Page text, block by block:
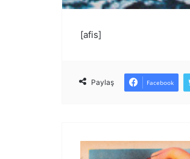
[afis]
Paylaş Facebook